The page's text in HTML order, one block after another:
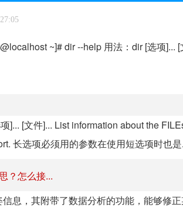
~]# dir --help 用法：dir [选项]...
]... [文件]... List information about the
长选项必须用的参数在使用短选项时也是
？怎么接...
息，其附带了数据分析的功能，能够修